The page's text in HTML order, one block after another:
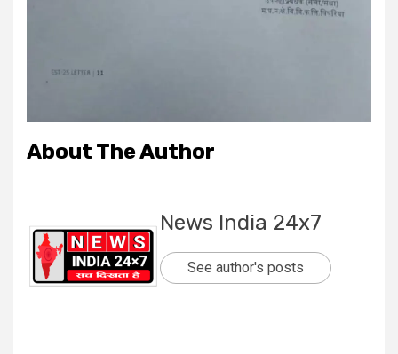
About The Author
News India 24x7
See author's posts